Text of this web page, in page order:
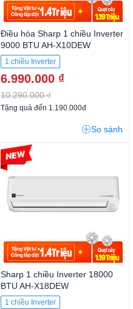
Điều hòa Sharp 1 chiều Inverter
9000 BTU AH-X10DEW
1 chiều Inverter
6.990.000 ₫
10.290.000 ₫
Tặng quà đến 1.190.000đ
So sánh
Sharp 1 chiều Inverter 18000
BTU AH-X18DEW
1 chiều Inverter
-29%